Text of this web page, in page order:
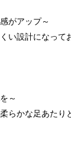
がアップ～
い設計になって
～
らかな足あたり